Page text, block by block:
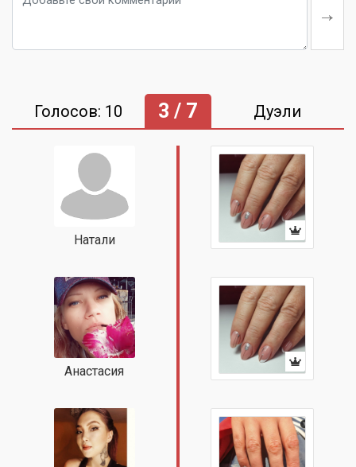
Голосов: 10 3 / 7 Дуэли
Натали
Анастасия